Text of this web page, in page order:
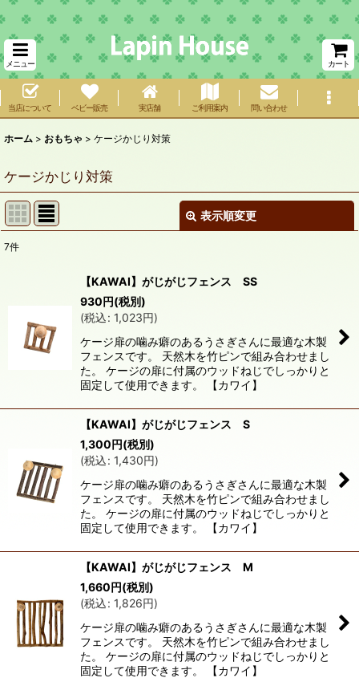
メニュー カート
当店について ベビー販売 実店舗 ご利用案内 問い合わせ
ホーム > おもちゃ > ケージかじり対策
ケージかじり対策
表示順変更
並び順:
絞り込む
7件
【KAWAI】がじがじフェンス SS
930円(税別)
(税込: 1,023円)
ケージ扉の噛み癖のあるうさぎさんに最適な木製
フェンスです。 天然木を竹ピンで組み合わせまし
た。 ケージの扉に付属のウッドねじでしっかりと
固定して使用できます。 【カワイ】
【KAWAI】がじがじフェンス S
1,300円(税別)
(税込: 1,430円)
ケージ扉の噛み癖のあるうさぎさんに最適な木製
フェンスです。 天然木を竹ピンで組み合わせまし
た。 ケージの扉に付属のウッドねじでしっかりと
固定して使用できます。 【カワイ】
【KAWAI】がじがじフェンス M
1,660円(税別)
(税込: 1,826円)
ケージ扉の噛み癖のあるうさぎさんに最適な木製
フェンスです。 天然木を竹ピンで組み合わせまし
た。 ケージの扉に付属のウッドねじでしっかりと
固定して使用できます。 【カワイ】